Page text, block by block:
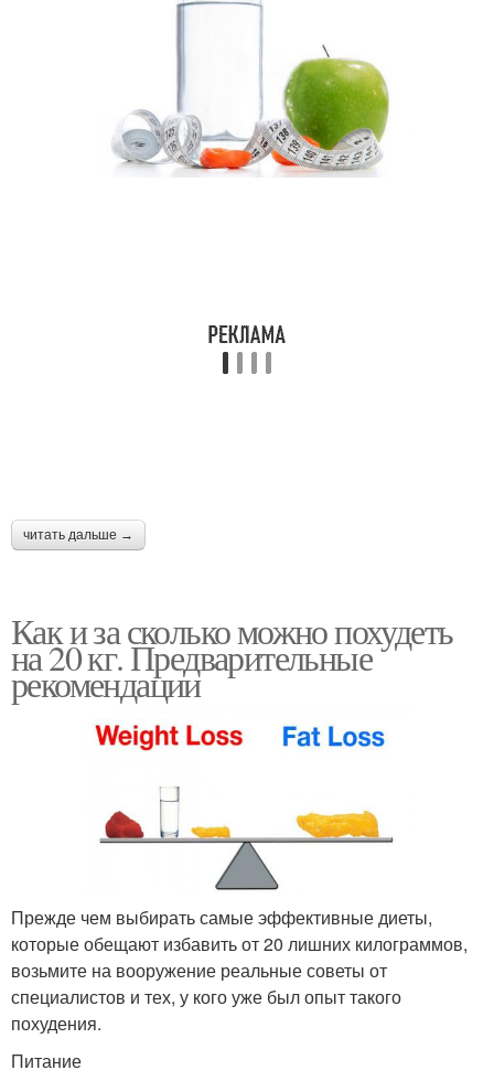
читать дальше →
Как и за сколько можно похудеть
на 20 кг. Предварительные
рекомендации
Прежде чем выбирать самые эффективные диеты,
которые обещают избавить от 20 лишних килограммов,
возьмите на вооружение реальные советы от
специалистов и тех, у кого уже был опыт такого
похудения.
Питание